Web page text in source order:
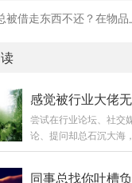
被借走东西不还？在物品
尝试在行业论坛、社交
论、提问却总石沉大海
这可能是你的网络“虚